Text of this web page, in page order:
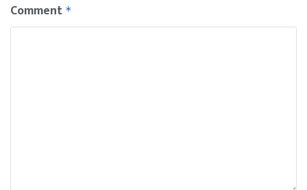
Comment *